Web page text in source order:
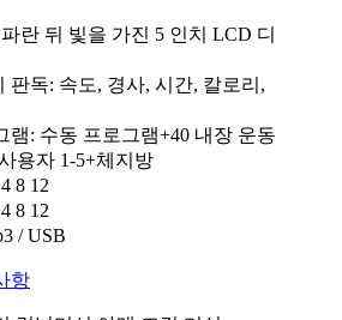
란 뒤 빛을 가진 5 인치 LCD 디
판독: 속도, 경사, 시간, 칼로리,
램: 수동 프로그램+40 내장 운동
용자 1-5+체지방
8 12
8 12
/ USB
항